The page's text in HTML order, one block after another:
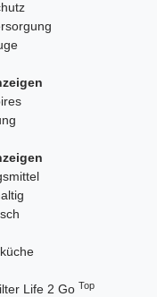
Life 2 Go Top